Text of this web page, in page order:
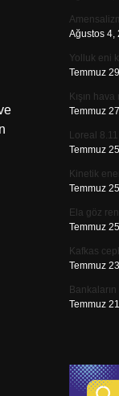
Ağustos 4,
Yolluk eni
Temmuz
Kışın
Temmuz
Loreal
Temmuz
Kinetik
Temmuz
Ela göz
Temmuz
Kafkas
Temmuz
Temmuz